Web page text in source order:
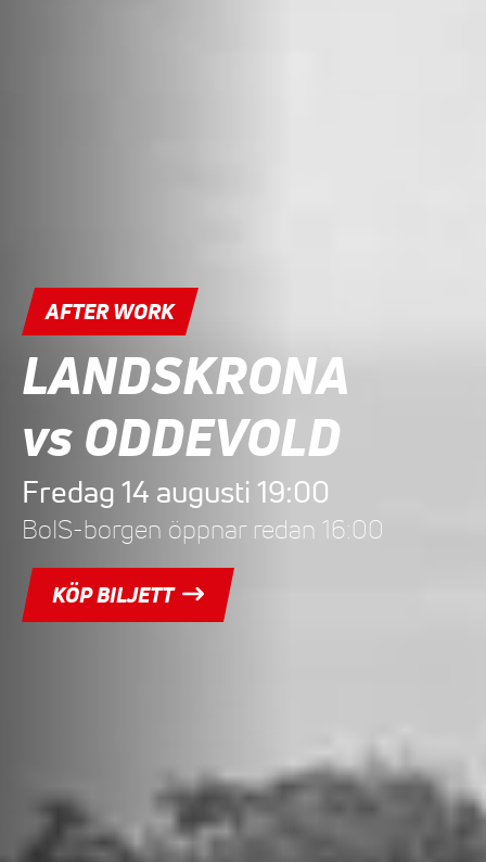
AFTER WORK
LANDSKRONA
vs ODDEVOLD
Fredag 14 augusti 19:00
BoIS-borgen öppnar redan 16:00
KÖP BILJETT